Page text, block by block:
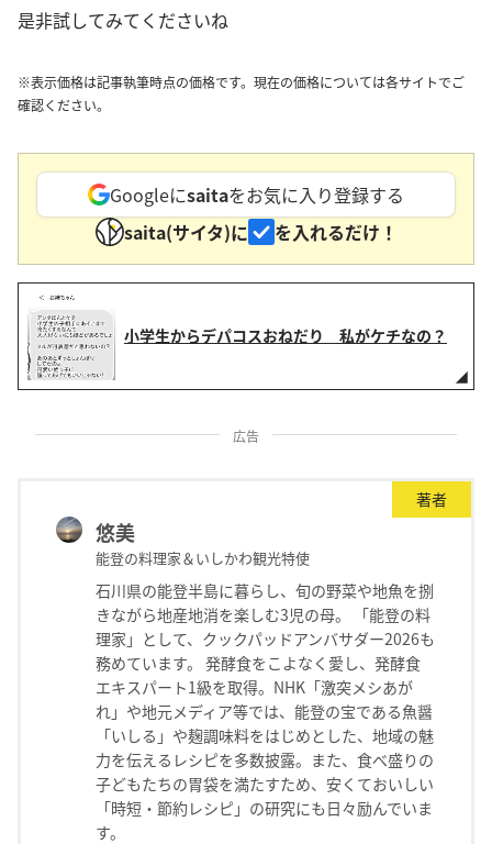
是非試してみてくださいね
※表示価格は記事執筆時点の価格です。現在の価格については各サイトでご
確認ください。
Googleにsaitaをお気に入り登録する
saita(サイタ)に
を入れるだけ！
小学生からデパコスおねだり 私がケチなの？
広告
著者
悠美
能登の料理家＆いしかわ観光特使
石川県の能登半島に暮らし、旬の野菜や地魚を捌
きながら地産地消を楽しむ3児の母。 「能登の料
理家」として、クックパッドアンバサダー2026も
務めています。 発酵食をこよなく愛し、発酵食
エキスパート1級を取得。NHK「激突メシあが
れ」や地元メディア等では、能登の宝である魚醤
「いしる」や麹調味料をはじめとした、地域の魅
力を伝えるレシピを多数披露。また、食べ盛りの
子どもたちの胃袋を満たすため、安くておいしい
「時短・節約レシピ」の研究にも日々励んでいま
す。